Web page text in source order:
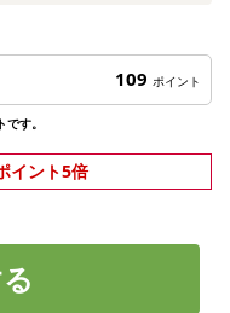
109 ポイント
す。
イント5倍